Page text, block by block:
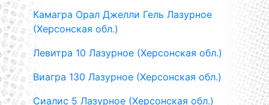
Камагра Орал Джелли Гель Лазурное
(Херсонская обл.)
Левитра 10 Лазурное (Херсонская обл.)
Виагра 130 Лазурное (Херсонская обл.)
Сиалис 5 Лазурное (Херсонская обл.)